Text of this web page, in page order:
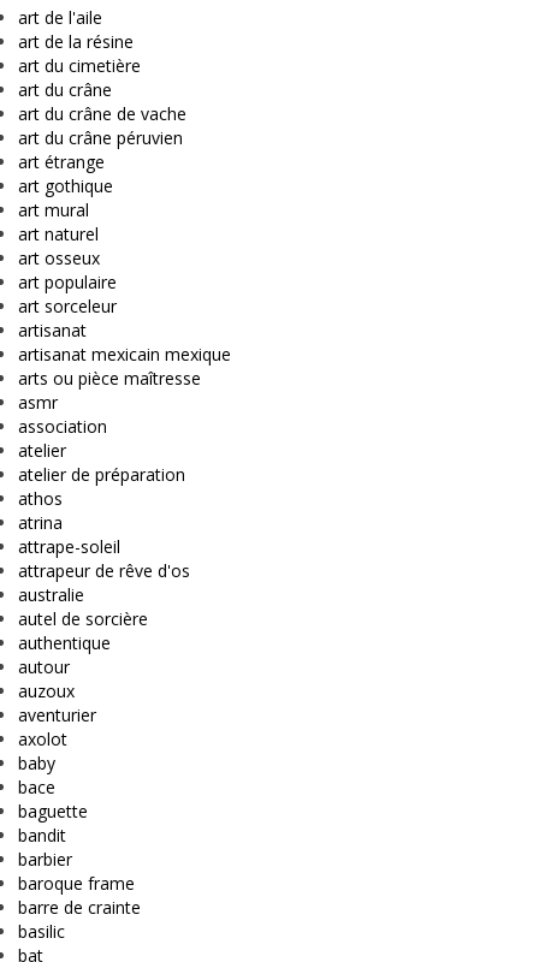
art de l'aile
art de la résine
art du cimetière
art du crâne
art du crâne de vache
art du crâne péruvien
art étrange
art gothique
art mural
art naturel
art osseux
art populaire
art sorceleur
artisanat
artisanat mexicain mexique
arts ou pièce maîtresse
asmr
association
atelier
atelier de préparation
athos
atrina
attrape-soleil
attrapeur de rêve d'os
australie
autel de sorcière
authentique
autour
auzoux
aventurier
axolot
baby
bace
baguette
bandit
barbier
baroque frame
barre de crainte
basilic
bat